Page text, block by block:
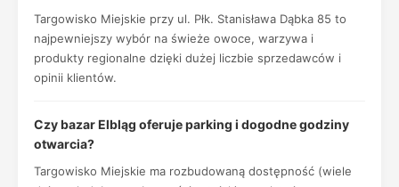
Targowisko Miejskie przy ul. Płk. Stanisława Dąbka 85 to
najpewniejszy wybór na świeże owoce, warzywa i
produkty regionalne dzięki dużej liczbie sprzedawców i
opinii klientów.
Czy bazar Elbląg oferuje parking i dogodne godziny
otwarcia?
Targowisko Miejskie ma rozbudowaną dostępność (wiele